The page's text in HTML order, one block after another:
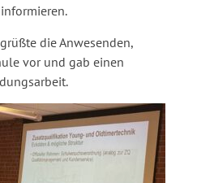
die Anwesenden,
vor und gab einen